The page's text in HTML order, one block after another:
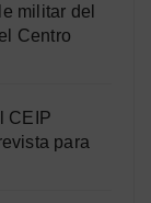
militar del
Centro
CEIP
para